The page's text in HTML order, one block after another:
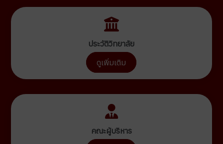
ประวัติวิทยาลัย
ดูเพิ่มเติม
คณะผู้บริหาร